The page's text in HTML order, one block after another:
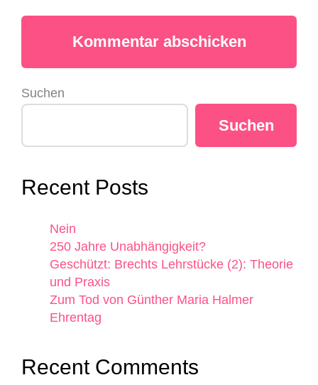
Suchen
Suchen
Recent Posts
Nein
250 Jahre Unabhängigkeit?
Geschützt: Brechts Lehrstücke (2): Theorie
und Praxis
Zum Tod von Günther Maria Halmer
Ehrentag
Recent Comments